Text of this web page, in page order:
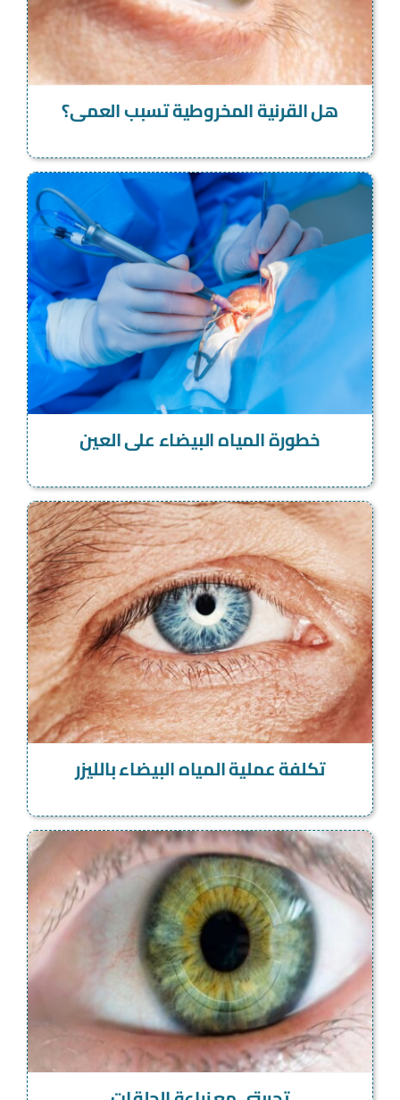
هل القرنية المخروطية تسبب العمى؟
خطورة المياه البيضاء على العين
تكلفة عملية المياه البيضاء بالليزر